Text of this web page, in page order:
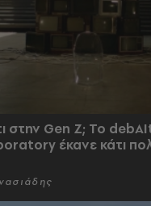
στην Gen Z; Το
έκανε κάτι